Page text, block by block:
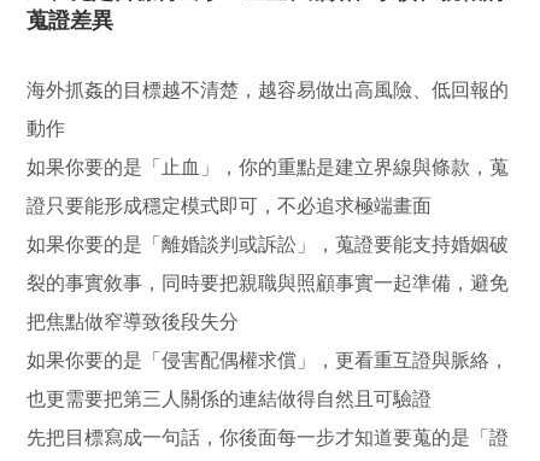
蒐證差異
海外抓姦的目標越不清楚，越容易做出高風險、低回報的
動作
如果你要的是「止血」，你的重點是建立界線與條款，蒐
證只要能形成穩定模式即可，不必追求極端畫面
如果你要的是「離婚談判或訴訟」，蒐證要能支持婚姻破
裂的事實敘事，同時要把親職與照顧事實一起準備，避免
把焦點做窄導致後段失分
如果你要的是「侵害配偶權求償」，更看重互證與脈絡，
也更需要把第三人關係的連結做得自然且可驗證
先把目標寫成一句話，你後面每一步才知道要蒐的是「證